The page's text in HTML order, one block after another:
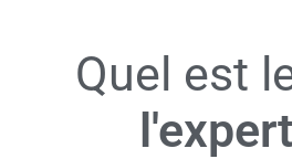
Quel est